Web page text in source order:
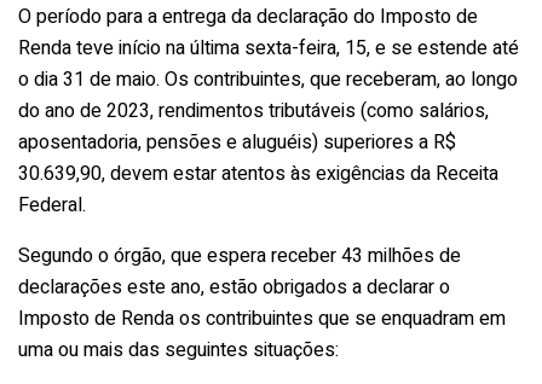
O período para a entrega da declaração do Imposto de
Renda teve início na última sexta-feira, 15, e se estende até
o dia 31 de maio. Os contribuintes, que receberam, ao longo
do ano de 2023, rendimentos tributáveis (como salários,
aposentadoria, pensões e aluguéis) superiores a R$
30.639,90, devem estar atentos às exigências da Receita
Federal.
Segundo o órgão, que espera receber 43 milhões de
declarações este ano, estão obrigados a declarar o
Imposto de Renda os contribuintes que se enquadram em
uma ou mais das seguintes situações: